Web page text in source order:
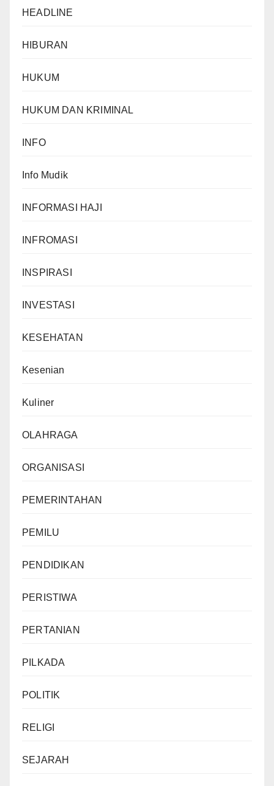
HEADLINE
HIBURAN
HUKUM
HUKUM DAN KRIMINAL
INFO
Info Mudik
INFORMASI HAJI
INFROMASI
INSPIRASI
INVESTASI
KESEHATAN
Kesenian
Kuliner
OLAHRAGA
ORGANISASI
PEMERINTAHAN
PEMILU
PENDIDIKAN
PERISTIWA
PERTANIAN
PILKADA
POLITIK
RELIGI
SEJARAH